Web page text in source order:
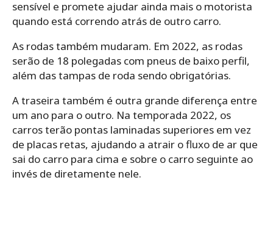
sensível e promete ajudar ainda mais o motorista
quando está correndo atrás de outro carro.
As rodas também mudaram. Em 2022, as rodas
serão de 18 polegadas com pneus de baixo perfil,
além das tampas de roda sendo obrigatórias.
A traseira também é outra grande diferença entre
um ano para o outro. Na temporada 2022, os
carros terão pontas laminadas superiores em vez
de placas retas, ajudando a atrair o fluxo de ar que
sai do carro para cima e sobre o carro seguinte ao
invés de diretamente nele.